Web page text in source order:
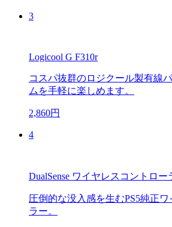
3
Logicool G F310r
コスパ抜群のロジクール製有線
ムを手軽に楽しめます。
2,860円
4
DualSense ワイヤレスコントロー
圧倒的な没入感を生むPS5純正
ラー。